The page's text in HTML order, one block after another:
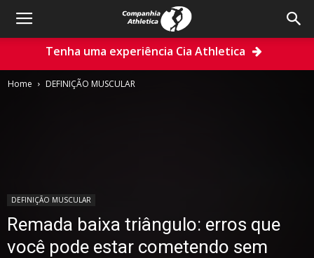
Tenha uma experiência Cia Athletica
Home DEFINIÇÃO MUSCULAR
DEFINIÇÃO MUSCULAR
Remada baixa triângulo: erros que
você pode estar cometendo sem